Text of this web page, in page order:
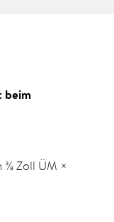
beim
⅜ Zoll ÜM ×